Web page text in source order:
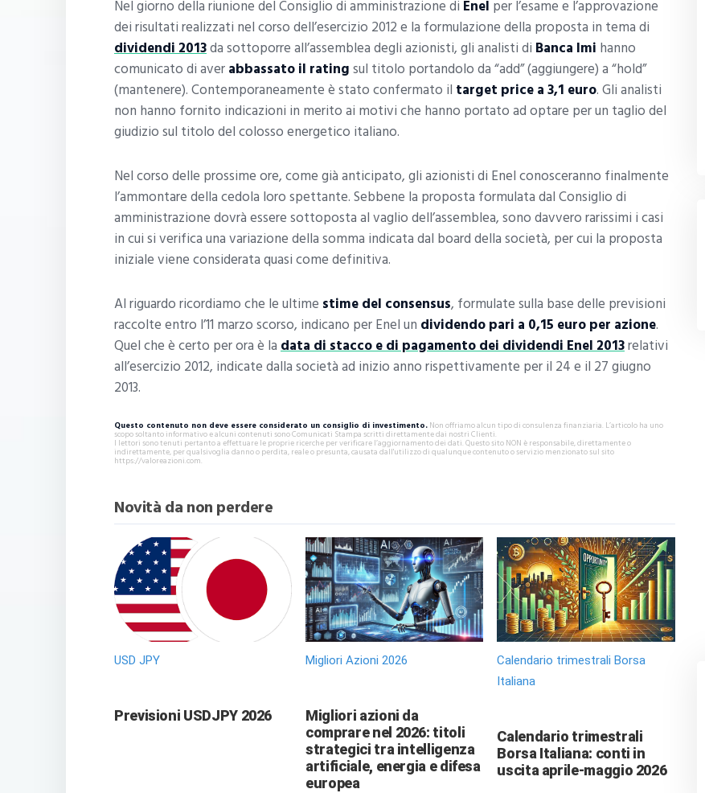
Nel giorno della riunione del Consiglio di amministrazione di Enel per l’esame e l’approvazione
dei risultati realizzati nel corso dell’esercizio 2012 e la formulazione della proposta in tema di
dividendi 2013da sottoporre all’assemblea degli azionisti, gli analisti di Banca Imi hanno
comunicato di averabbassato il ratingsul titolo portandolo da “add” (aggiungere) a “hold”
(mantenere). Contemporaneamente è stato confermato il target price a 3,1 euro. Gli analisti
non hanno fornito indicazioni in merito ai motivi che hanno portato ad optare per un taglio del
giudizio sul titolo del colosso energetico italiano.
Nel corso delle prossime ore, come già anticipato, gli azionisti di Enel conosceranno finalmente
l’ammontare della cedola loro spettante. Sebbene la proposta formulata dal Consiglio di
amministrazione dovrà essere sottoposta al vaglio dell’assemblea, sono davvero rarissimi i casi
in cui si verifica una variazione della somma indicata dal board della società, per cui la proposta
iniziale viene considerata quasi come definitiva.
Al riguardo ricordiamo che le ultime stime del consensus, formulate sulla base delle previsioni
raccolte entro l’11 marzo scorso, indicano per Enel un dividendo pari a 0,15 euro per azione.
Quel che è certo per ora è ladata di stacco e di pagamento dei dividendi Enel 2013relativi
all’esercizio 2012, indicate dalla società ad inizio anno rispettivamente per il 24 e il 27 giugno
2013.
Questo contenuto non deve essere considerato un consiglio di investimento.Non offriamo alcun tipo di consulenza finanziaria. L’articolo ha uno
scopo soltanto informativo e alcuni contenuti sono Comunicati Stampa scritti direttamente dai nostri Clienti.
I lettori sono tenuti pertanto a effettuare le proprie ricerche per verificare l’aggiornamento dei dati. Questo sito NON è responsabile, direttamente o
indirettamente, per qualsivoglia danno o perdita, reale o presunta, causata dall'utilizzo di qualunque contenuto o servizio menzionato sul sito
https://valoreazioni.com.
Novità da non perdere
USD JPY
Previsioni USDJPY 2026
Migliori Azioni 2026
Migliori azioni da
comprare nel 2026: titoli
strategici tra intelligenza
artificiale, energia e difesa
europea
Calendario trimestrali Borsa
Italiana
Calendario trimestrali
Borsa Italiana: conti in
uscita aprile-maggio 2026